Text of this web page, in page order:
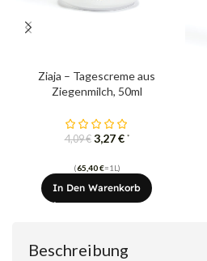
Ziaja – Tagescreme aus
Ziegenmilch, 50ml
4,09€ 3,27€ *
(65,40€=1L)
In Den Warenkorb
Beschreibung